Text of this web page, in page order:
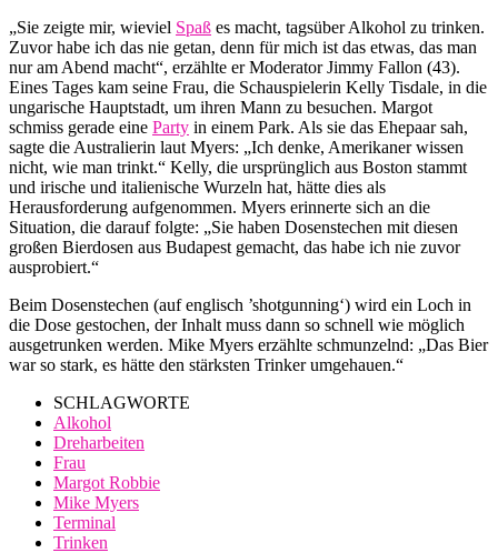
„Sie zeigte mir, wieviel Spaß es macht, tagsüber Alkohol zu trinken.
Zuvor habe ich das nie getan, denn für mich ist das etwas, das man
nur am Abend macht“, erzählte er Moderator Jimmy Fallon (43).
Eines Tages kam seine Frau, die Schauspielerin Kelly Tisdale, in die
ungarische Hauptstadt, um ihren Mann zu besuchen. Margot
schmiss gerade eine Party in einem Park. Als sie das Ehepaar sah,
sagte die Australierin laut Myers: „Ich denke, Amerikaner wissen
nicht, wie man trinkt.“ Kelly, die ursprünglich aus Boston stammt
und irische und italienische Wurzeln hat, hätte dies als
Herausforderung aufgenommen. Myers erinnerte sich an die
Situation, die darauf folgte: „Sie haben Dosenstechen mit diesen
großen Bierdosen aus Budapest gemacht, das habe ich nie zuvor
ausprobiert.“
Beim Dosenstechen (auf englisch ’shotgunning‘) wird ein Loch in
die Dose gestochen, der Inhalt muss dann so schnell wie möglich
ausgetrunken werden. Mike Myers erzählte schmunzelnd: „Das Bier
war so stark, es hätte den stärksten Trinker umgehauen.“
SCHLAGWORTE
Alkohol
Dreharbeiten
Frau
Margot Robbie
Mike Myers
Terminal
Trinken